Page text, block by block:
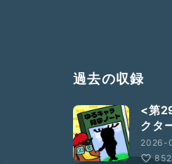
過去の収録
<第
クタ
2026-
852